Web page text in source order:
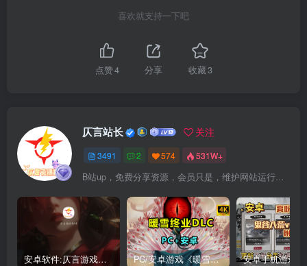
喜欢就支持一下吧
点赞4 分享 收藏3
仄言站长 关注
3491 2 574 531W+
B站up，免费分享资源，会员只是，维护网站运行，会员权利为可以支持本地下载，更多内容，敬请期待！
安卓软件:仄言游戏库4.0APP全新上架了！没有下的赶紧下载呀！ PC/安卓游戏《暖雪最新v3.1.0.1》终业DLC整合版！